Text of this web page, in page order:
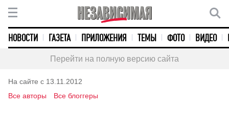
НОВОСТИ ГАЗЕТА ПРИЛОЖЕНИЯ ТЕМЫ ФОТО ВИДЕО
Перейти на полную версию сайта
На сайте с 13.11.2012
Все авторы
Все блоггеры